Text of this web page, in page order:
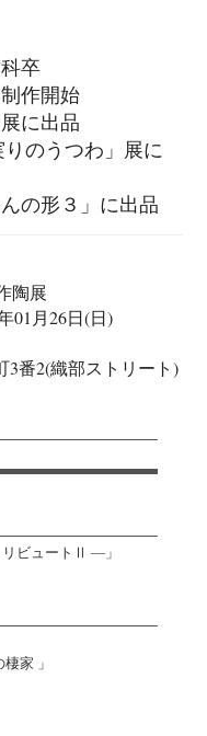
卒
作開始
に出品
のうつわ」展に
の形３」に出品
陶展
01月26日(日)
3番2(織部ストリート)
ビュートⅡ ―」
家 」